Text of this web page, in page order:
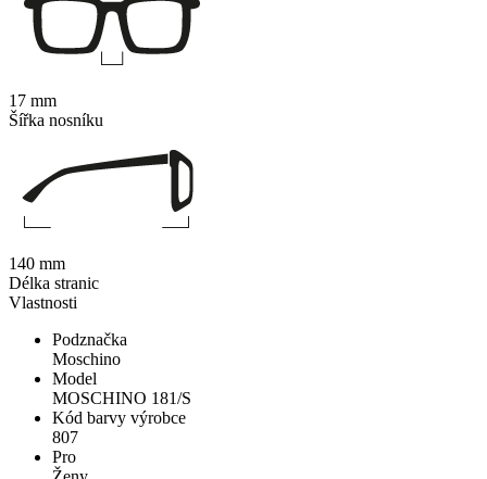
Vlastnosti
Podznačka
Moschino
Model
MOSCHINO 181/S
Kód barvy výrobce
807
Pro
17 mm
Šířka nosníku
140 mm
Délka stranic